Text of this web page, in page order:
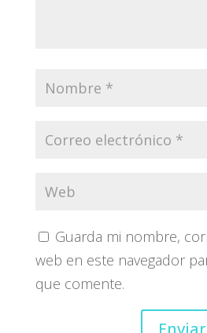
Guarda mi nombre,
web en este navegador
que comente.